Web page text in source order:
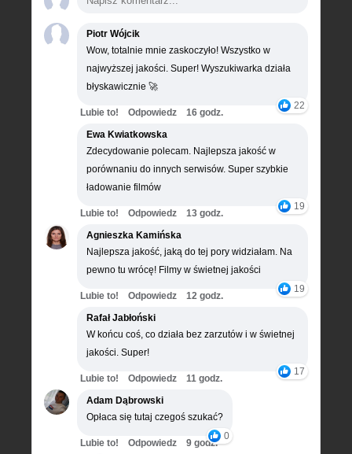
Piotr Wójcik
Wow, totalnie mnie zaskoczyło! Wszystko w
najwyższej jakości. Super! Wyszukiwarka działa
błyskawicznie 🚀
22
Lubie to! Odpowiedz
16 godz.
Ewa Kwiatkowska
Zdecydowanie polecam. Najlepsza jakość w
porównaniu do innych serwisów. Super szybkie
ładowanie filmów
19
Lubie to! Odpowiedz
13 godz.
Agnieszka Kamińska
Najlepsza jakość, jaką do tej pory widziałam. Na
pewno tu wrócę! Filmy w świetnej jakości
19
Lubie to! Odpowiedz
12 godz.
Rafał Jabłoński
W końcu coś, co działa bez zarzutów i w świetnej
jakości. Super!
17
Lubie to! Odpowiedz
11 godz.
Adam Dąbrowski
Opłaca się tutaj czegoś szukać?
0
Lubie to! Odpowiedz
9 godz.